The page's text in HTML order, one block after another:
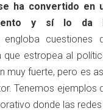
ha convertido en
y sí lo da
cuestiones
que estropea al
fuerte, pero es
Tenemos ejemplos
donde las